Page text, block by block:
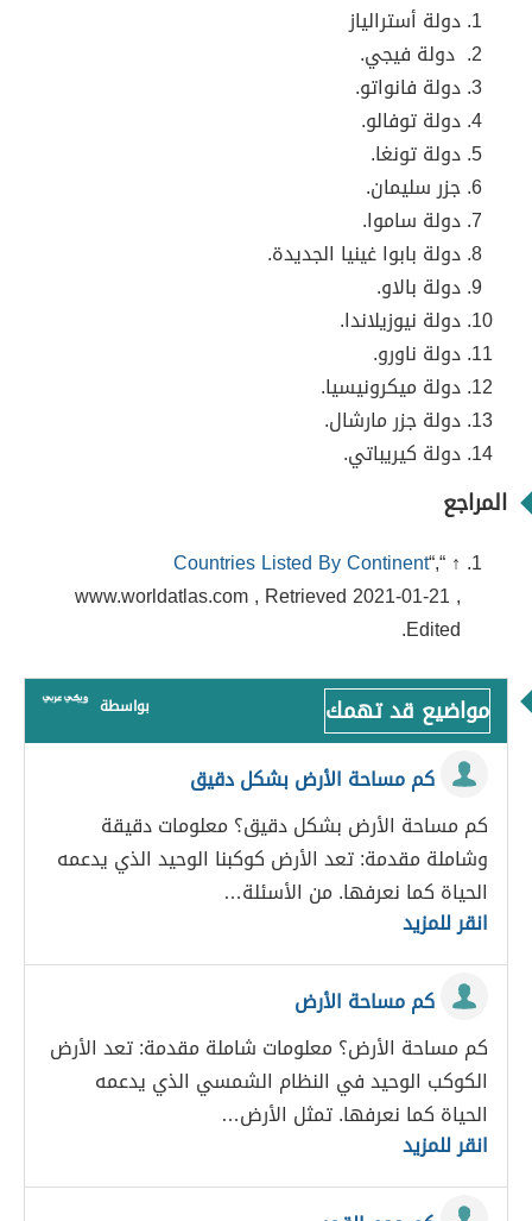
دولة أسترالياز
دولة فيجي.
دولة فانواتو.
دولة توفالو.
دولة تونغا.
جزر سليمان.
دولة ساموا.
دولة بابوا غينيا الجديدة.
دولة بالاو.
دولة نيوزيلاندا.
دولة ناورو.
دولة ميكرونيسيا.
دولة جزر مارشال.
دولة كيريباتي.
المراجع
↑ “
Countries Listed By Continent“,
www.worldatlas.com , Retrieved 2021-01-21 ,
Edited.
مواضيع قد تهمك بواسطة
كم مساحة الأرض بشكل دقيق
كم مساحة الأرض بشكل دقيق؟ معلومات دقيقة
وشاملة مقدمة: تعد الأرض كوكبنا الوحيد الذي يدعمه
الحياة كما نعرفها. من الأسئلة…
انقر للمزيد
كم مساحة الأرض
كم مساحة الأرض؟ معلومات شاملة مقدمة: تعد الأرض
الكوكب الوحيد في النظام الشمسي الذي يدعمه
الحياة كما نعرفها. تمثل الأرض…
انقر للمزيد